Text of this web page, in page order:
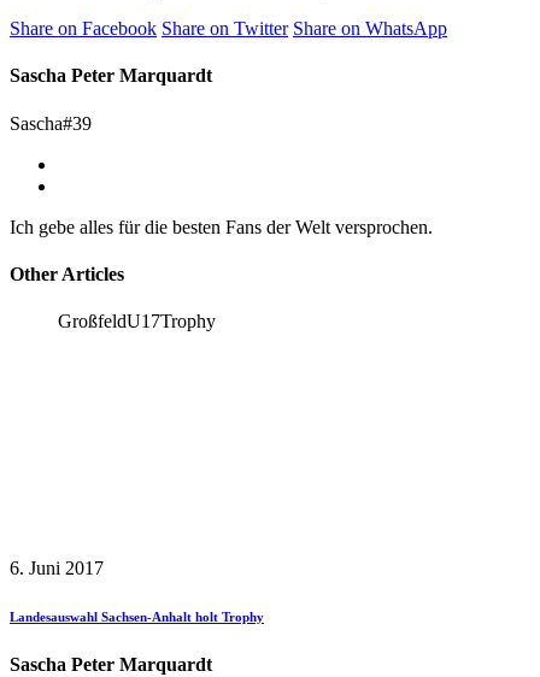
Share on Facebook Share on Twitter Share on WhatsApp
Sascha Peter Marquardt
Sascha#39
Ich gebe alles für die besten Fans der Welt versprochen.
Other Articles
GroßfeldU17Trophy
6. Juni 2017
Landesauswahl Sachsen-Anhalt holt Trophy
Sascha Peter Marquardt